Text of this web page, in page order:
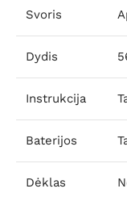
Svoris
Dydis
Instrukcija
Baterijos
Dėklas